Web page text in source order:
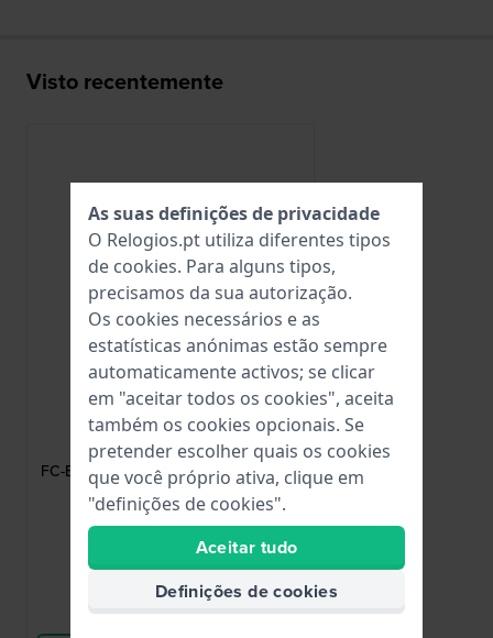
Visto recentemente
Frederique Constant
FC-BUSS14
FC-BUS/S14 Fivela de espigão em aço
inoxidável de 14 mm
18,00 €
● Em stock
Comparar
As suas definições de privacidade
O Relogios.pt utiliza diferentes tipos
de cookies. Para alguns tipos,
precisamos da sua autorização.
Os cookies necessários e as
estatísticas anónimas estão sempre
automaticamente activos; se clicar
em "aceitar todos os cookies", aceita
também os cookies opcionais. Se
pretender escolher quais os cookies
que você próprio ativa, clique em
"definições de cookies".
Aceitar tudo
Definições de cookies